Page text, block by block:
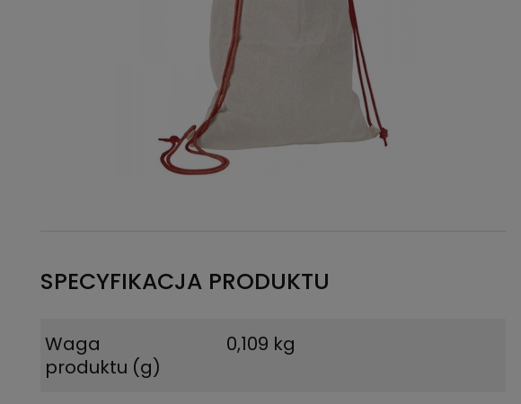
SPECYFIKACJA PRODUKTU
Waga
produktu (g)
0,109 kg